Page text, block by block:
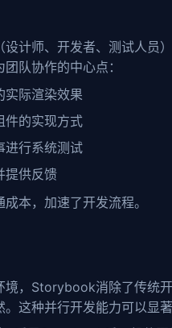
设计师、开发者、测试人
队协作的中心点：
实际渲染效果
件的实现方式
进行系统测试
提供反馈
本，加速了开发流程。
境，Storybook消除了传统
这种并行开发能力可以显